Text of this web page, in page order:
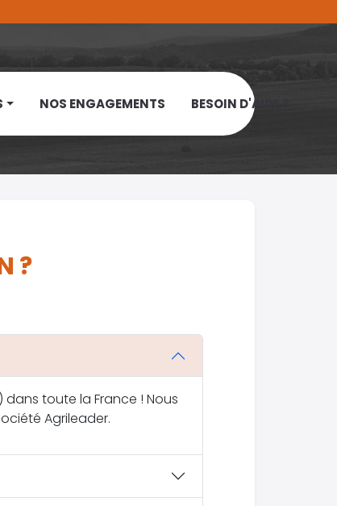
NOS ENGAGEMENTS BESOIN D'AIDE ?
?
toute la France ! Nous
Agrileader.